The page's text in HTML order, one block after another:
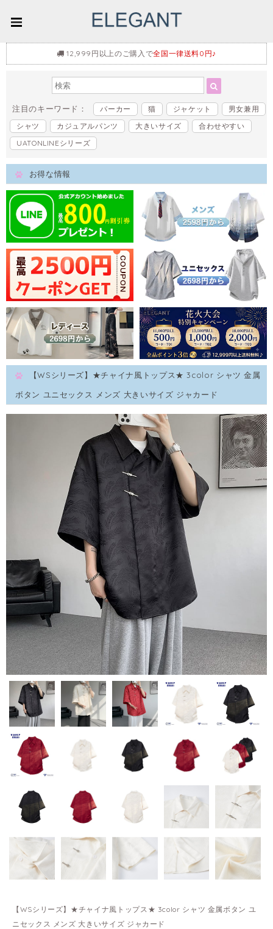
12,999円以上のご購入で全国一律送料0円♪
注目のキーワード： パーカー 猫 ジャケット
男女兼用
シャツ
カジュアルパンツ 大きいサイズ
合わせやすい
UATONLINEシリーズ
お得な情報
【WSシリーズ】★チャイナ風トップス★ 3color シャツ 金属
ボタン ユニセックス メンズ 大きいサイズ ジャカード
【WSシリーズ】★チャイナ風トップス★ 3color シャツ 金属ボタン ユ
ニセックス メンズ 大きいサイズ ジャカード